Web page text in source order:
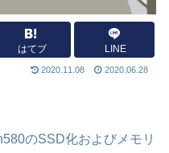
はてブ LINE
2020.11.08 2020.06.28
のSSD化およびメモリ